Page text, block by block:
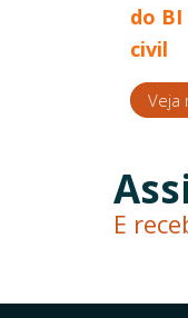
do
civil
Veja
E